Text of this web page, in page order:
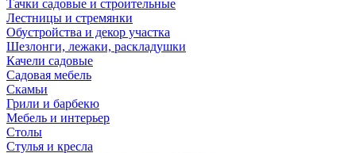
Тачки садовые и строительные
Лестницы и стремянки
Обустройства и декор участка
Шезлонги, лежаки, раскладушки
Качели садовые
Садовая мебель
Скамьи
Грили и барбекю
Мебель и интерьер
Столы
Стулья и кресла